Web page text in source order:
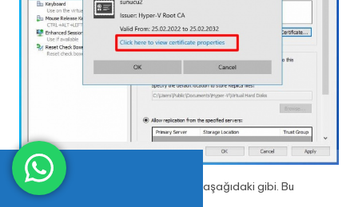
Oluşturulan sertifikamıza ait bilgiler aşağıdaki gibi. Bu